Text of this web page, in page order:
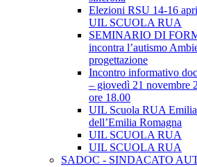
Elezioni RSU 14-16
UIL SCUOLA RUA
SEMINARIO DI
incontra l’autismo
progettazione
Incontro informativo
– giovedì 21 novembre
ore 18.00
UIL Scuola RUA
dell’Emilia Romagna
UIL SCUOLA RUA
UIL SCUOLA RUA
SADOC - SINDACATO